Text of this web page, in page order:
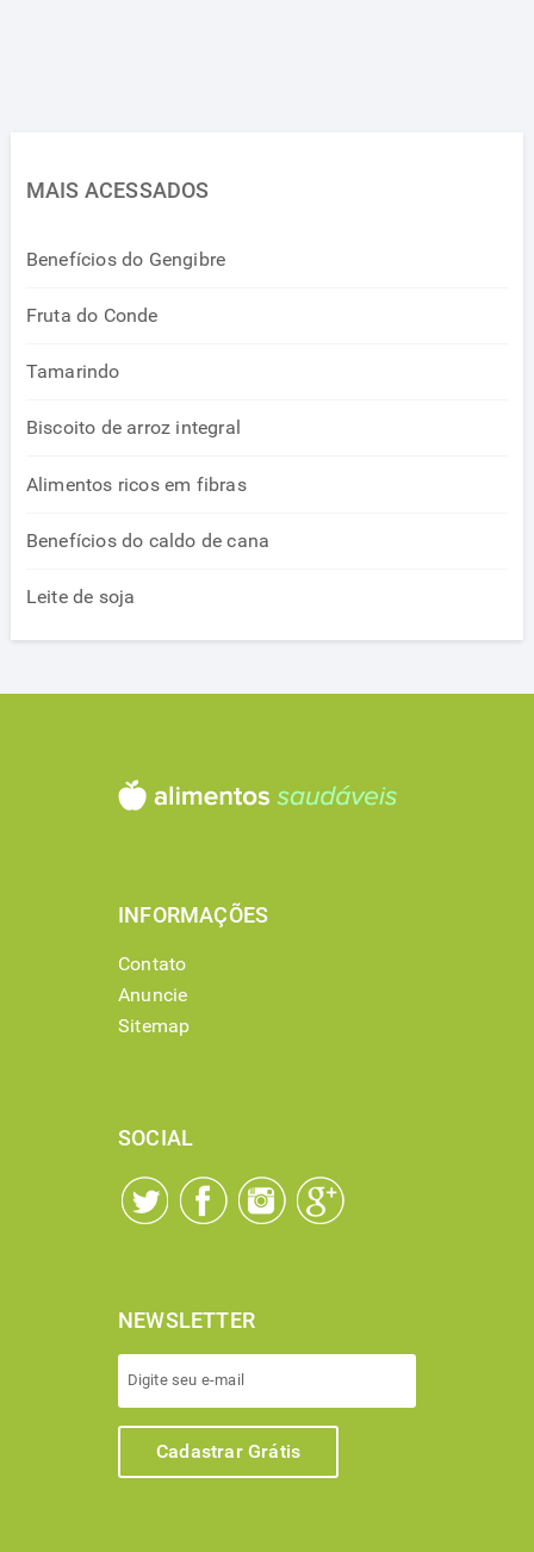
MAIS ACESSADOS
Benefícios do Gengibre
Fruta do Conde
Tamarindo
Biscoito de arroz integral
Alimentos ricos em fibras
Benefícios do caldo de cana
Leite de soja
INFORMAÇÕES
Contato
Anuncie
Sitemap
SOCIAL
NEWSLETTER